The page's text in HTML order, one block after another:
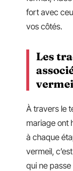
fort avec
vos côtés.
Les
À travers le
mariage ont
à chaque
vermeil,
qui ne